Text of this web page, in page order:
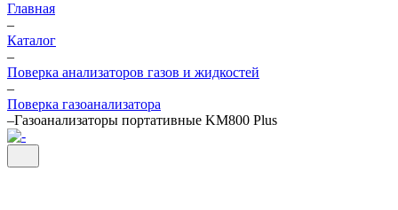
Главная
–
Каталог
–
Поверка анализаторов газов и жидкостей
–
Поверка газоанализатора
–Газоанализаторы портативные KM800 Plus